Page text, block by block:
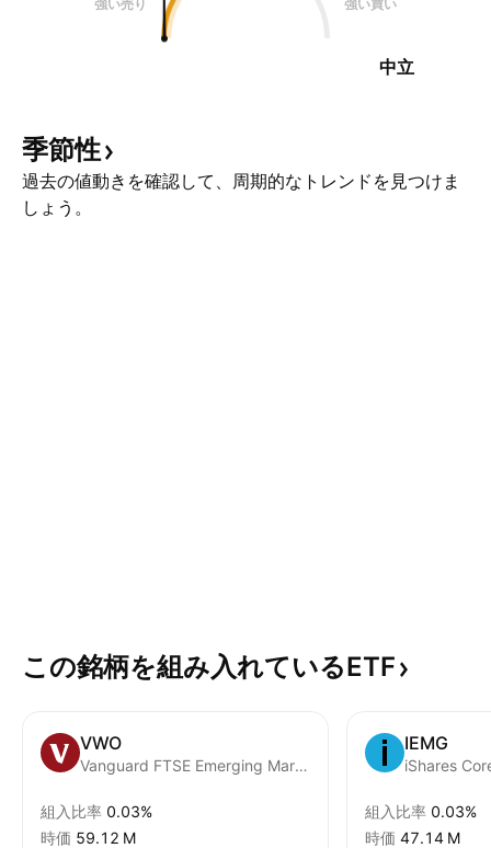
強い売り 強い買い
中立
季節性
過去の値動きを確認して、周期的なトレンドを見つけま
しょう。
この銘柄を組み入れているETF
VWO
Vanguard FTSE Emerging Markets ETF
組入比率 0.03%
時価 ‪59.12 M‬
IEMG
組入比率 0.03%
時価 ‪47.14 M‬